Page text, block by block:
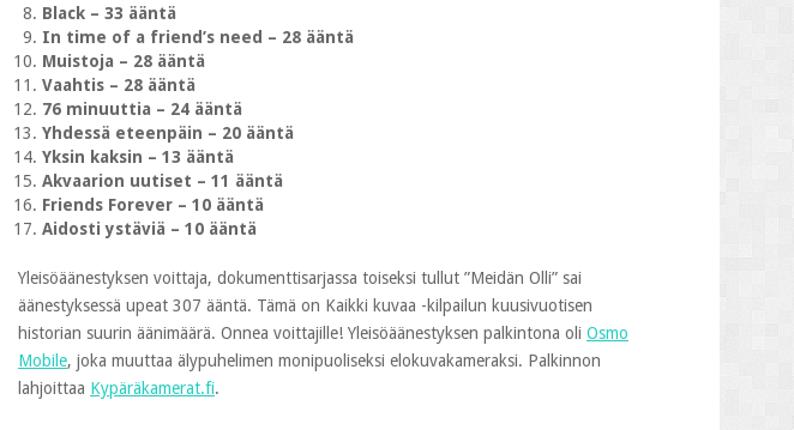
Black – 33 ääntä
In time of a friend’s need – 28 ääntä
Muistoja – 28 ääntä
Vaahtis – 28 ääntä
76 minuuttia – 24 ääntä
Yhdessä eteenpäin – 20 ääntä
Yksin kaksin – 13 ääntä
Akvaarion uutiset – 11 ääntä
Friends Forever – 10 ääntä
Aidosti ystäviä – 10 ääntä
Yleisöäänestyksen voittaja, dokumenttisarjassa toiseksi tullut ”Meidän Olli” sai
äänestyksessä upeat 307 ääntä. Tämä on Kaikki kuvaa -kilpailun kuusivuotisen
historian suurin äänimäärä. Onnea voittajille! Yleisöäänestyksen palkintona oli Osmo
Mobile, joka muuttaa älypuhelimen monipuoliseksi elokuvakameraksi. Palkinnon
lahjoittaa Kypäräkamerat.fi.